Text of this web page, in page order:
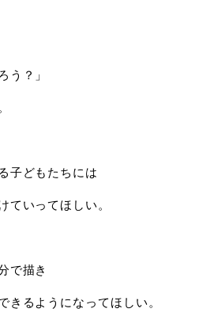
う？」
子どもたちには
ていってほしい。
で描き
きるようになってほしい。